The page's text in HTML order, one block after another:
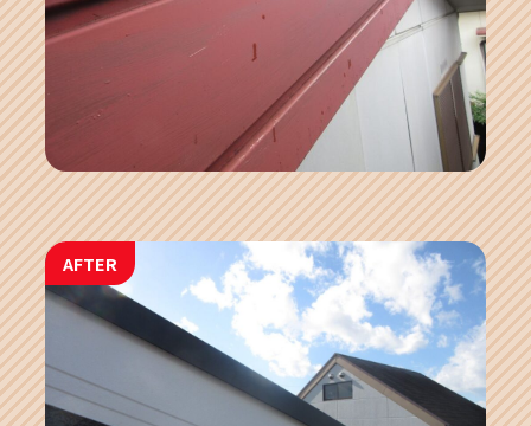
AFTER